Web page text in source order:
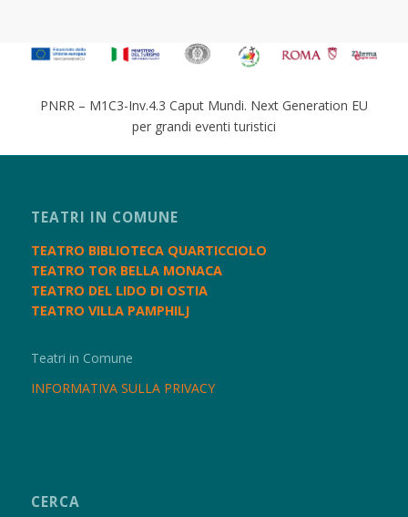
PNRR – M1C3-Inv.4.3 Caput Mundi. Next Generation EU
per grandi eventi turistici
TEATRI IN COMUNE
TEATRO BIBLIOTECA QUARTICCIOLO
TEATRO TOR BELLA MONACA
TEATRO DEL LIDO DI OSTIA
TEATRO VILLA PAMPHILJ
Teatri in Comune
INFORMATIVA SULLA PRIVACY
CERCA